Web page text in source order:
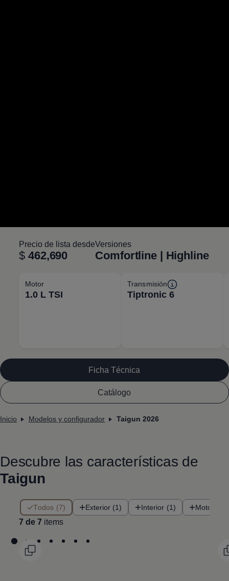
Precio de lista desde
$ 462,690
Versiones
Comfortline | Highline
Motor
1.0 L TSI
Transmisión
Tiptronic 6
Ficha Técnica
Catálogo
Inicio Modelos y configurador Taigun 2026
Descubre las características de
Taigun
Todos (7) Exterior (1) Interior (1) Motor (1)
7 de 7 items
7 de 7 items